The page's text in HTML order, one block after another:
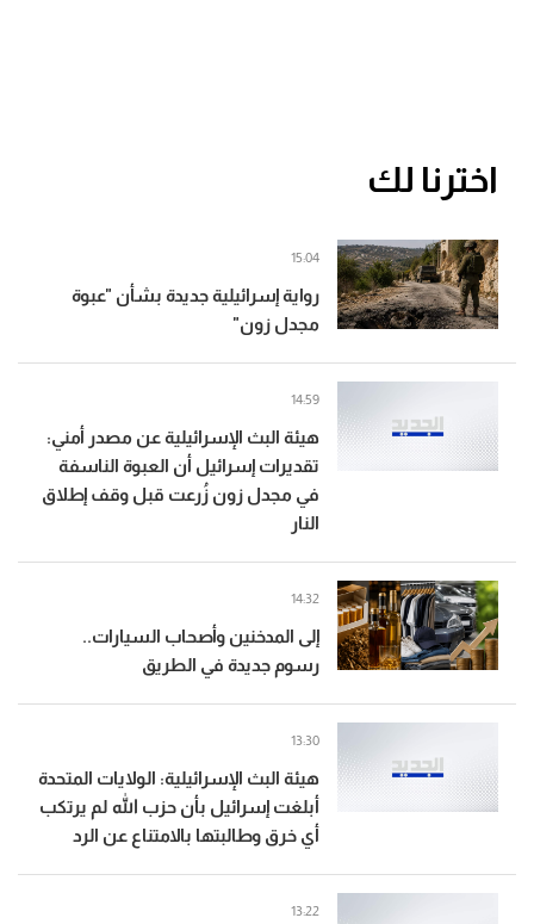
اخترنا لك
رواية إسرائيلية جديدة بشأن "عبوة
مجدل زون"
15:04
هيئة البث الإسرائيلية عن مصدر أمني:
تقديرات إسرائيل أن العبوة الناسفة
في مجدل زون زُرعت قبل وقف إطلاق
النار
14:59
إلى المدخنين وأصحاب السيارات..
رسوم جديدة في الطريق
14:32
هيئة البث الإسرائيلية: الولايات المتحدة
أبلغت إسرائيل بأن حزب الله لم يرتكب
أي خرق وطالبتها بالامتناع عن الرد
13:30
13:22